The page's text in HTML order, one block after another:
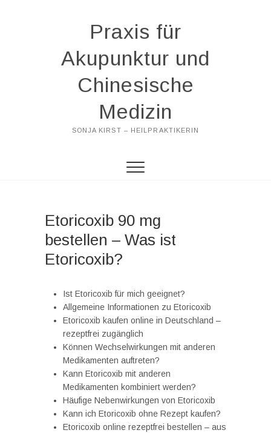
Praxis für
Akupunktur und
Chinesische
Medizin
SONJA KIRST – HEILPRAKTIKERIN
Etoricoxib 90 mg
bestellen – Was ist
Etoricoxib?
Ist Etoricoxib für mich geeignet?
Allgemeine Informationen zu Etoricoxib
Etoricoxib kaufen online in Deutschland –
rezeptfrei zugänglich
Können Wechselwirkungen mit anderen
Medikamenten auftreten?
Kann Etoricoxib mit anderen
Medikamenten kombiniert werden?
Häufige Nebenwirkungen von Etoricoxib
Kann ich Etoricoxib ohne Rezept kaufen?
Etoricoxib online rezeptfrei bestellen – aus